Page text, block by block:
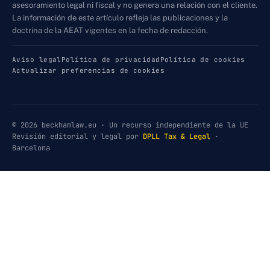
asesoramiento legal ni fiscal y no genera una relación con el cliente.
La información de este artículo refleja las publicaciones y la
doctrina de la AEAT vigentes en la fecha de redacción.
Aviso legal Política de privacidad Política de cookies
Actualizar preferencias de cookies
© 2026 beckhamlaw.eu · Un recurso independiente de la UE
Revisión editorial y legal por DPLL Tax & Legal ·
Barcelona